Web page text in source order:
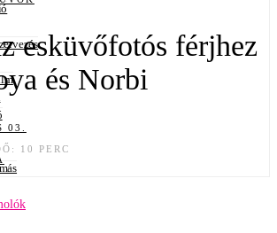
esküvőfotós férjhez
és Norbi
03.
10 PERC